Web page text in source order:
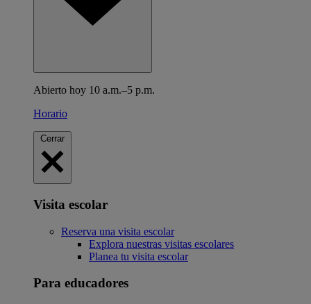
Abierto hoy 10 a.m.–5 p.m.
Horario
Cerrar
Visita escolar
Reserva una visita escolar
Explora nuestras visitas escolares
Planea tu visita escolar
Para educadores